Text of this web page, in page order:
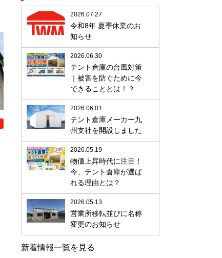
2026.07.27
令和8年 夏季休業のお
知らせ
2026.06.30
テント倉庫の台風対策
｜被害を防ぐために今
できることとは！？
2026.06.01
テント倉庫メーカー九
州支社を開設しました
2026.05.19
物価上昇時代に注目！
今、テント倉庫が選ば
れる理由とは？
2026.05.13
営業所移転並びに名称
変更のお知らせ
新着情報一覧を見る